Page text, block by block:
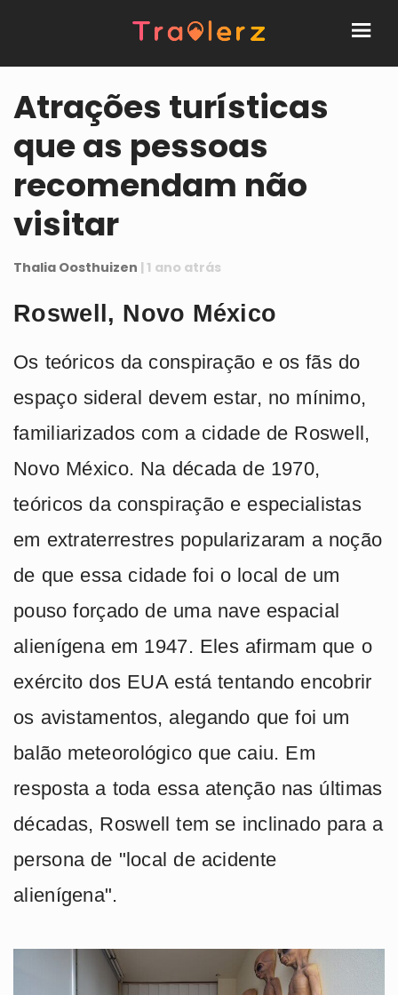
Atrações turísticas
que as pessoas
recomendam não
visitar
Thalia Oosthuizen | 1 ano atrás
Roswell, Novo México
Os teóricos da conspiração e os fãs do
espaço sideral devem estar, no mínimo,
familiarizados com a cidade de Roswell,
Novo México. Na década de 1970,
teóricos da conspiração e especialistas
em extraterrestres popularizaram a noção
de que essa cidade foi o local de um
pouso forçado de uma nave espacial
alienígena em 1947. Eles afirmam que o
exército dos EUA está tentando encobrir
os avistamentos, alegando que foi um
balão meteorológico que caiu. Em
resposta a toda essa atenção nas últimas
décadas, Roswell tem se inclinado para a
persona de "local de acidente
alienígena".